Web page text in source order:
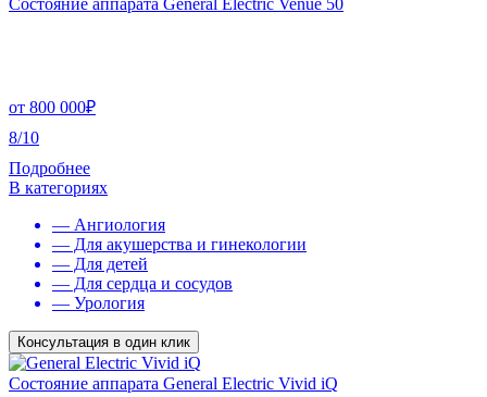
от 800 000₽
8/10
Подробнее
В категориях
— Ангиология
— Для акушерства и гинекологии
— Для детей
— Для сердца и сосудов
— Урология
Консультация в один клик
Состояние аппарата General Electric Vivid iQ